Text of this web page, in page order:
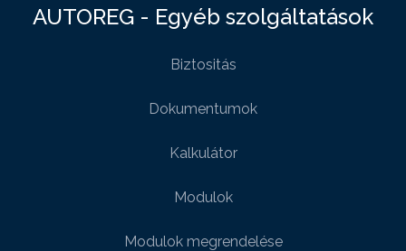
AUTOREG - Egyéb szolgáltatások
Biztositás
Dokumentumok
Kalkulátor
Modulok
Modulok megrendelése